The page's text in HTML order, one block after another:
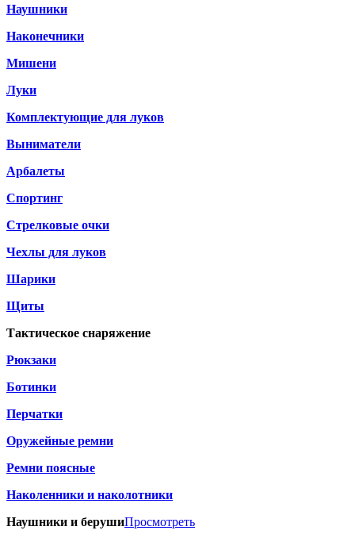
Наушники
Наконечники
Мишени
Луки
Комплектующие для луков
Выниматели
Арбалеты
Спортинг
Стрелковые очки
Чехлы для луков
Шарики
Щиты
Тактическое снаряжение
Рюкзаки
Ботинки
Перчатки
Оружейные ремни
Ремни поясные
Наколенники и наколотники
Наушники и берушиПросмотреть